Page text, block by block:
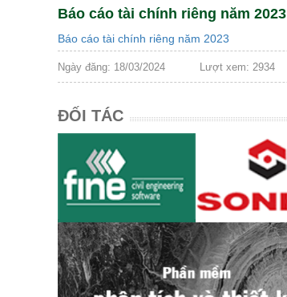
Báo cáo tài chính riêng năm 2023
Báo cáo tài chính riêng năm 2023
Ngày đăng: 18/03/2024 Lượt xem: 2934
ĐỐI TÁC